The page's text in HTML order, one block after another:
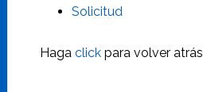
Solicitud
Haga clickpara volver atrás